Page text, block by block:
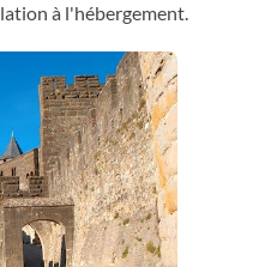
à l'hébergement.